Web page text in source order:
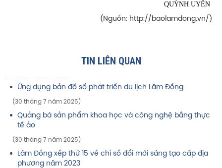
QUỲNH UYỂN
(Nguồn: http://baolamdong.vn/)
TIN LIÊN QUAN
Ứng dụng bản đồ số phát triển du lịch Lâm Đồng
(30 tháng 7 năm 2025)
Quảng bá sản phẩm khoa học và công nghệ bằng thực
tế ảo
(30 tháng 7 năm 2025)
Lâm Đồng xếp thứ 15 về chỉ số đổi mới sáng tạo cấp địa
phương năm 2023